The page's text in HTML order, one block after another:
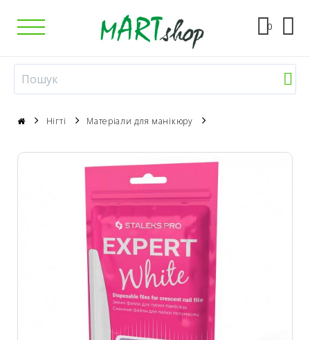
0
Нігті Матеріали для манікюру